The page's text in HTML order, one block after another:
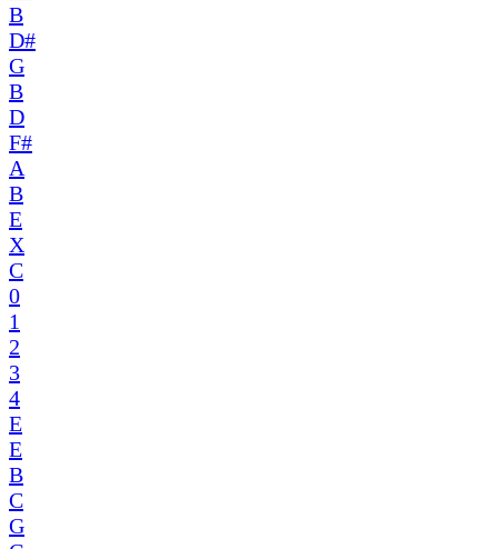
B
D#
G
B
D
F#
A
B
E
X
C
0
1
2
3
4
E
E
B
C
G